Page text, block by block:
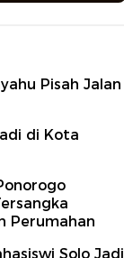
Pisah Jalan
di Kota
Perumahan
Solo Jadi